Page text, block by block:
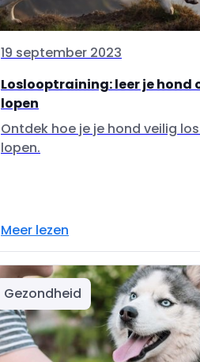
19 september 2023
Loslooptraining: leer je hond
lopen
Ontdek hoe je je hond veilig
lopen.
Meer lezen
Gezondheid